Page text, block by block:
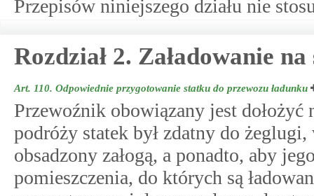
Przepisów niniejszego działu nie
Rozdział 2. Załadowanie
Art. 110. Odpowiednie przygotowanie statku do przewozu ładunku
Przewoźnik obowiązany jest
podróży statek był zdatny do
obsadzony załogą, a ponadto, aby
pomieszczenia, do których są